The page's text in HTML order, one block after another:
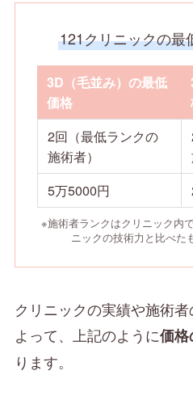
121クリニックの最
3D（毛並み）の最低
価格
2回（最低ランクの
施術者）
5万5000円
※施術者ランクはクリニック内
ニックの技術力と比べた
クリニックの実績や施術
よって、上記のように価
ります。